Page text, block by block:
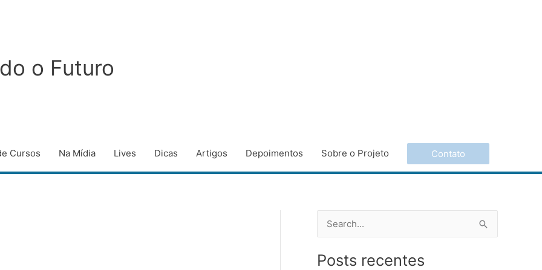
o Futuro
Cursos Na Mídia Lives Dicas Artigos Depoimentos Sobre o Projeto Contato
s
Posts recentes